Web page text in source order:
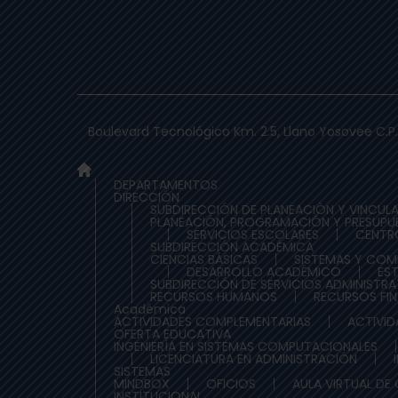
Boulevard Tecnológico Km. 2.5, Llano Yosovee
DEPARTAMENTOS
DIRECCIÓN
SUBDIRECCIÓN DE PLANEACIÒN Y
PLANEACIÓN, PROGRAMACIÓN Y
SERVICIOS ESCOLARES
SUBDIRECCIÓN ACADÉMICA
CIENCIAS BÁSICAS SISTEMAS Y
DESARROLLO ACADÉMICO
SUBDIRECCIÓN DE SERVICIOS
RECURSOS HUMANOS RECURSOS
Académica
ACTIVIDADES COMPLEMENTARIAS
OFERTA EDUCATIVA
INGENIERÍA EN SISTEMAS COMPUTACIONALES
LICENCIATURA EN ADMINISTRACIÓN
SISTEMAS
MINDBOX OFICIOS AULA VIRTUAL DE